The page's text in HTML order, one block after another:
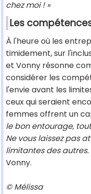
chez moi ! »
Les
À l'heure où les
timidement, sur
et Vonny résonne
considérer les
l'envie avant les
ceux qui seraient
femmes offrent un
le bon entourage,
Ne vous laissez pas
limitantes des autres.
Vonny.
© Mélissa